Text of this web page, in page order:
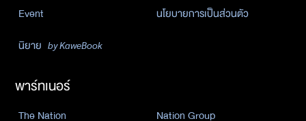
Event
นโยบายการเป็นส่วนตัว
นิยาย by KaweBook
พาร์ทเนอร์
The Nation Nation Group